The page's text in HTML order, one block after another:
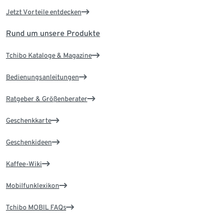
Jetzt Vorteile entdecken
Rund um unsere Produkte
Tchibo Kataloge & Magazine
Bedienungsanleitungen
Ratgeber & Größenberater
Geschenkkarte
Geschenkideen
Kaffee-Wiki
Mobilfunklexikon
Tchibo MOBIL FAQs